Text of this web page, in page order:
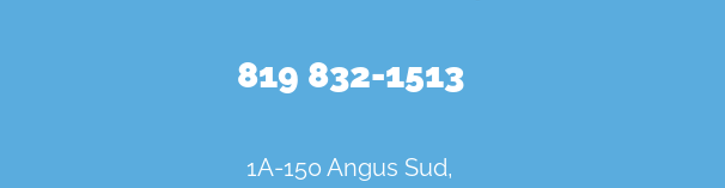
819 832-1513
1A-150 Angus Sud,